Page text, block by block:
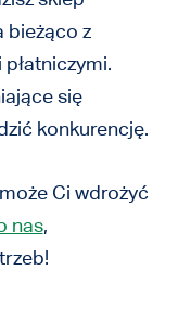
bieżąco z
się
konkurencję.
Ci wdrożyć
nas,